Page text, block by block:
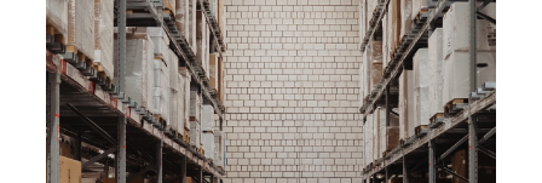
Partners
Recursos
Acerca de